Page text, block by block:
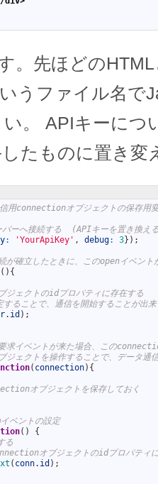
。先ほどの
いうファイル名で
。 APIキーにつ
たものに置き変
用connectionオブジェクトの保存用
ーへ接続する  (APIキーを置き換え
: 'YourApiKey' , debug: 3} ) ;
確立したときに、このopenイベント
( ) {
ェクトのidプロパティに存在する
ることで、通信を開始することが出来
. id ) ;
求イベントが来た場合、この
クトを操作することで、データ通
( connection) {
オブジェクトを保存しておく
ベントの設定
( )
{
る
オブジェクトのidプロパティ
( conn. id ) ;